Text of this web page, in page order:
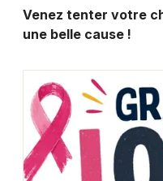
Foires & salons
Spectacles
Concerts
Sports
Mulhouse
Nantes
Nice
Paris
Venez tenter votre
une belle cause !